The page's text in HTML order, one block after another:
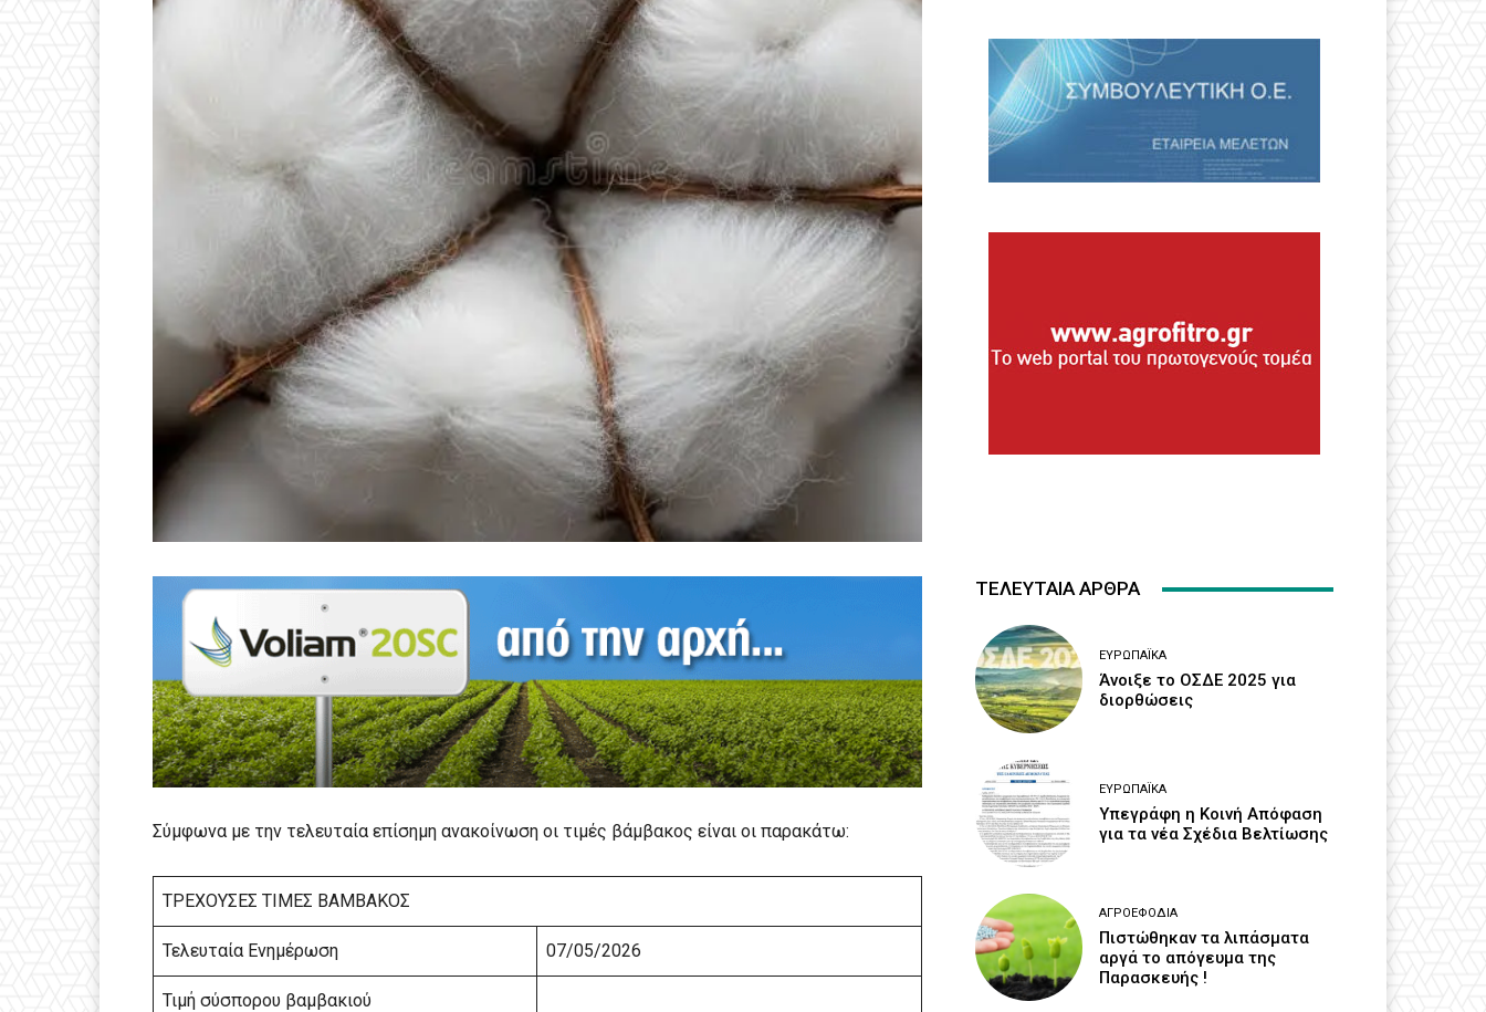
Σύμφωνα με την τελευταία επίσημη ανακοίνωση οι τιμές βάμβακος είναι οι παρακάτω:
ΤΡΕΧΟΥΣΕΣ ΤΙΜΕΣ ΒΑΜΒΑΚΟΣ
Τελευταία Ενημέρωση 07/05/2026
Τιμή σύσπορου βαμβακιού
ΤΕΛΕΥΤΑΙΑ ΑΡΘΡΑ
ΕΥΡΩΠΑΪΚΆ
Άνοιξε το ΟΣΔΕ 2025 για
διορθώσεις
ΕΥΡΩΠΑΪΚΆ
Υπεγράφη η Κοινή Απόφαση
για τα νέα Σχέδια Βελτίωσης
ΑΓΡΟΕΦΌΔΙΑ
Πιστώθηκαν τα λιπάσματα
αργά το απόγευμα της
Παρασκευής !